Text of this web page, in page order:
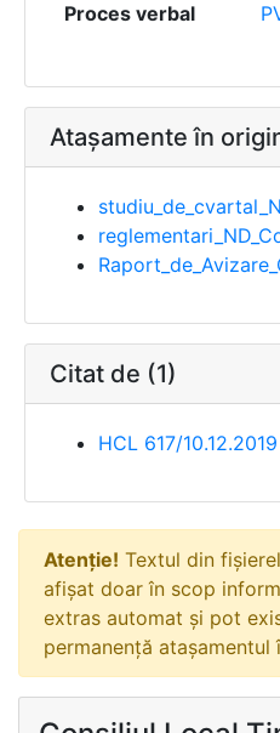
Proces verbal
Atașamente în
Citat de (1)
HCL 617/10.12.2019
Atenție! Textul din
afișat doar în scop
extras automat și pot
permanență